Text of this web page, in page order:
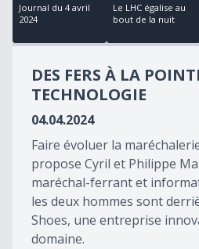
25
minutes,
seconds
Journal du 4 avril
2024
Le LHC égalise au
bout de la nuit
DES FERS À LA
TECHNOLOGIE
04.04.2024
Faire évoluer la
propose Cyril et Philippe
maréchal-ferrant et
les deux hommes sont
Shoes, une entreprise
domaine.